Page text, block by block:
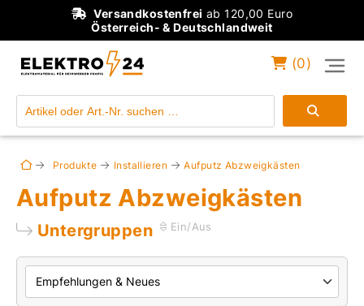
Versandkostenfrei ab 120,00 Euro
Österreich- & Deutschlandweit
Einloggen
(0)
Produkte Installieren Aufputz Abzweigkästen
Aufputz Abzweigkästen
Untergruppen Ein/Aus